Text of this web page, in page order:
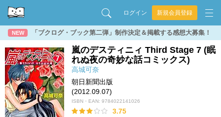
ログイン 新規会員登録
NEW 「ブクログ・ブック第二弾」制作決定＆掲載する感想大募集！
嵐のデスティニィ Third Stage 7 (眠
れぬ夜の奇妙な話コミックス)
高城可奈
朝日新聞出版
(2012.09.07)
ISBN・EAN: 9784022141026
3.75